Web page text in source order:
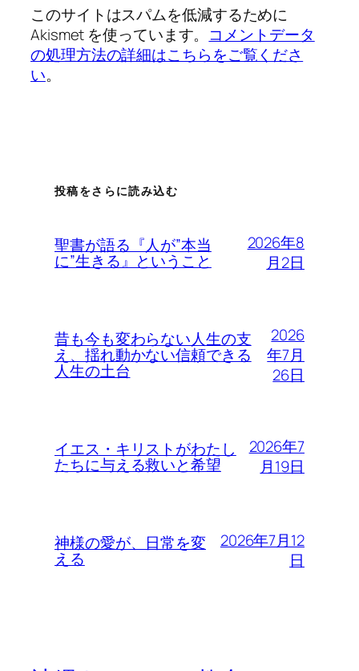
このサイトはスパムを低減するために
Akismet を使っています。 コメントデータ
の処理方法の詳細はこちらをご覧くださ
い。
投稿をさらに読み込む
聖書が語る『人が”本当
に”生きる』ということ
2026年8
月2日
昔も今も変わらない人生の支
え、揺れ動かない信頼できる
人生の土台
2026
年7月
26日
イエス・キリストがわたし
たちに与える救いと希望
2026年7
月19日
神様の愛が、日常を変
える
2026年7月12
日